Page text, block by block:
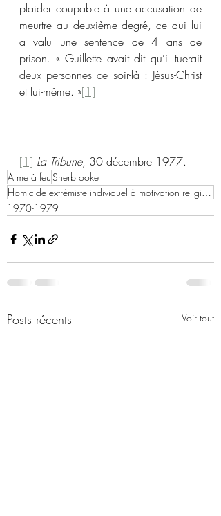
plaider coupable à une accusation de
meurtre au deuxième degré, ce qui lui
a valu une sentence de 4 ans de
prison. « Guillette avait dit qu’il tuerait
deux personnes ce soir-là : Jésus-Christ
et lui-même. »[1]
[1] La Tribune, 30 décembre 1977.
Arme à feuSherbrooke
Homicide extrémiste individuel à motivation religieuse
1970-1979
Posts récents Voir tout